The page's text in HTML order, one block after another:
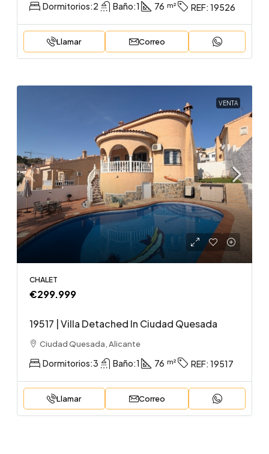
Dormitorios:2 Baño:1 76 REF: 19526
Llamar Correo
VENTA
CHALET
€299.999
19517 | Villa Detached In Ciudad Quesada
Ciudad Quesada, Alicante
Dormitorios:3 Baño:1 76 REF: 19517
Llamar Correo